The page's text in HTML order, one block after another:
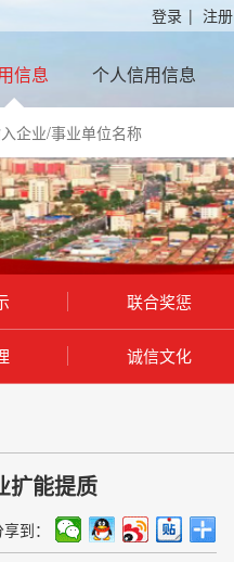
登录 | 注册
信息 个人信用信息
联合奖惩
诚信文化
扩能提质
到：